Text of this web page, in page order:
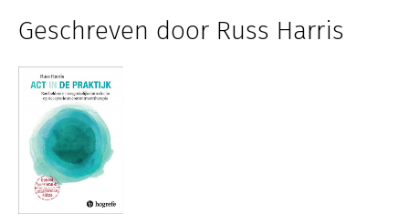
Geschreven door Russ Harris